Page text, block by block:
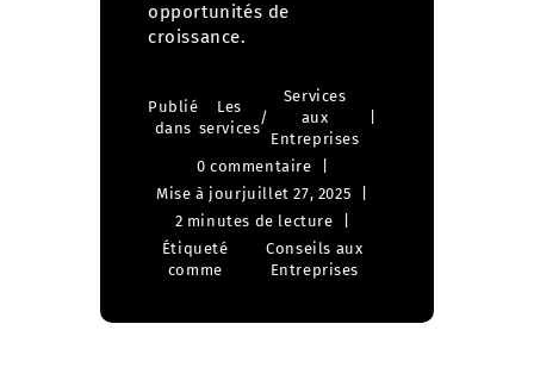
opportunités de
croissance.
Publié
dans
Les
services
/
Services
aux
Entreprises
0 commentaire
Mise à jourjuillet 27, 2025
2 minutes de lecture
Étiqueté
comme
Conseils aux
Entreprises